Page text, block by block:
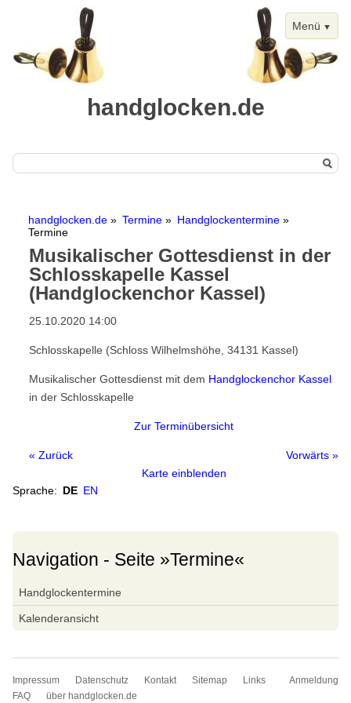
Menü
handglocken.de
Handglocken
Chimes
Termine
Weltkarte
Asien
Handglocken-Institutionen
Internationale Handglocken Symposia
Internationales Handglocken Symposium
Wörterbuch
handglocken.de Termine
Handglockentermine
Termine
Musikalischer Gottesdienst in der
Schlosskapelle Kassel
(Handglockenchor Kassel)
25.10.2020 14:00
Schlosskapelle (Schloss Wilhelmshöhe, 34131 Kassel)
Musikalischer Gottesdienst mit dem Handglockenchor Kassel
in der Schlosskapelle
Zur Terminübersicht
« Zurück
Vorwärts »
Karte einblenden
Sprache: DE EN
Navigation - Seite »Termine«
überspringen
Handglockentermine
Kalenderansicht
Anmeldung
Navigation
überspringen
Impressum Datenschutz Kontakt Sitemap
Links
FAQ
über handglocken.de